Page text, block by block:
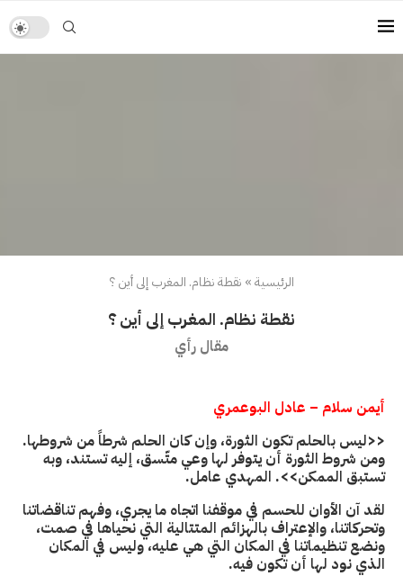
الرئيسية» نقطة نظام. المغرب إلى أين ؟
نقطة نظام. المغرب إلى أين ؟
مقال رأي
أيمن سلام – عادل البوعمري
<<ليس بالحلم تكون الثورة، وإن كان الحلم شرطاً من شروطها.
ومن شروط الثورة أن يتوفر لها وعي متّسق، إليه تستند، وبه
تستبق الممكن>>. المهدي عامل.
لقد آن الأوان للحسم في موقفنا اتجاه ما يجري، وفهم تناقضاتنا
وتحركاتنا، والإعتراف بالهزائم المتتالية التي نحياها في صمت،
ونضع تنظيماتنا في المكان التي هي عليه، وليس في المكان
الذي نود لها أن تكون فيه.